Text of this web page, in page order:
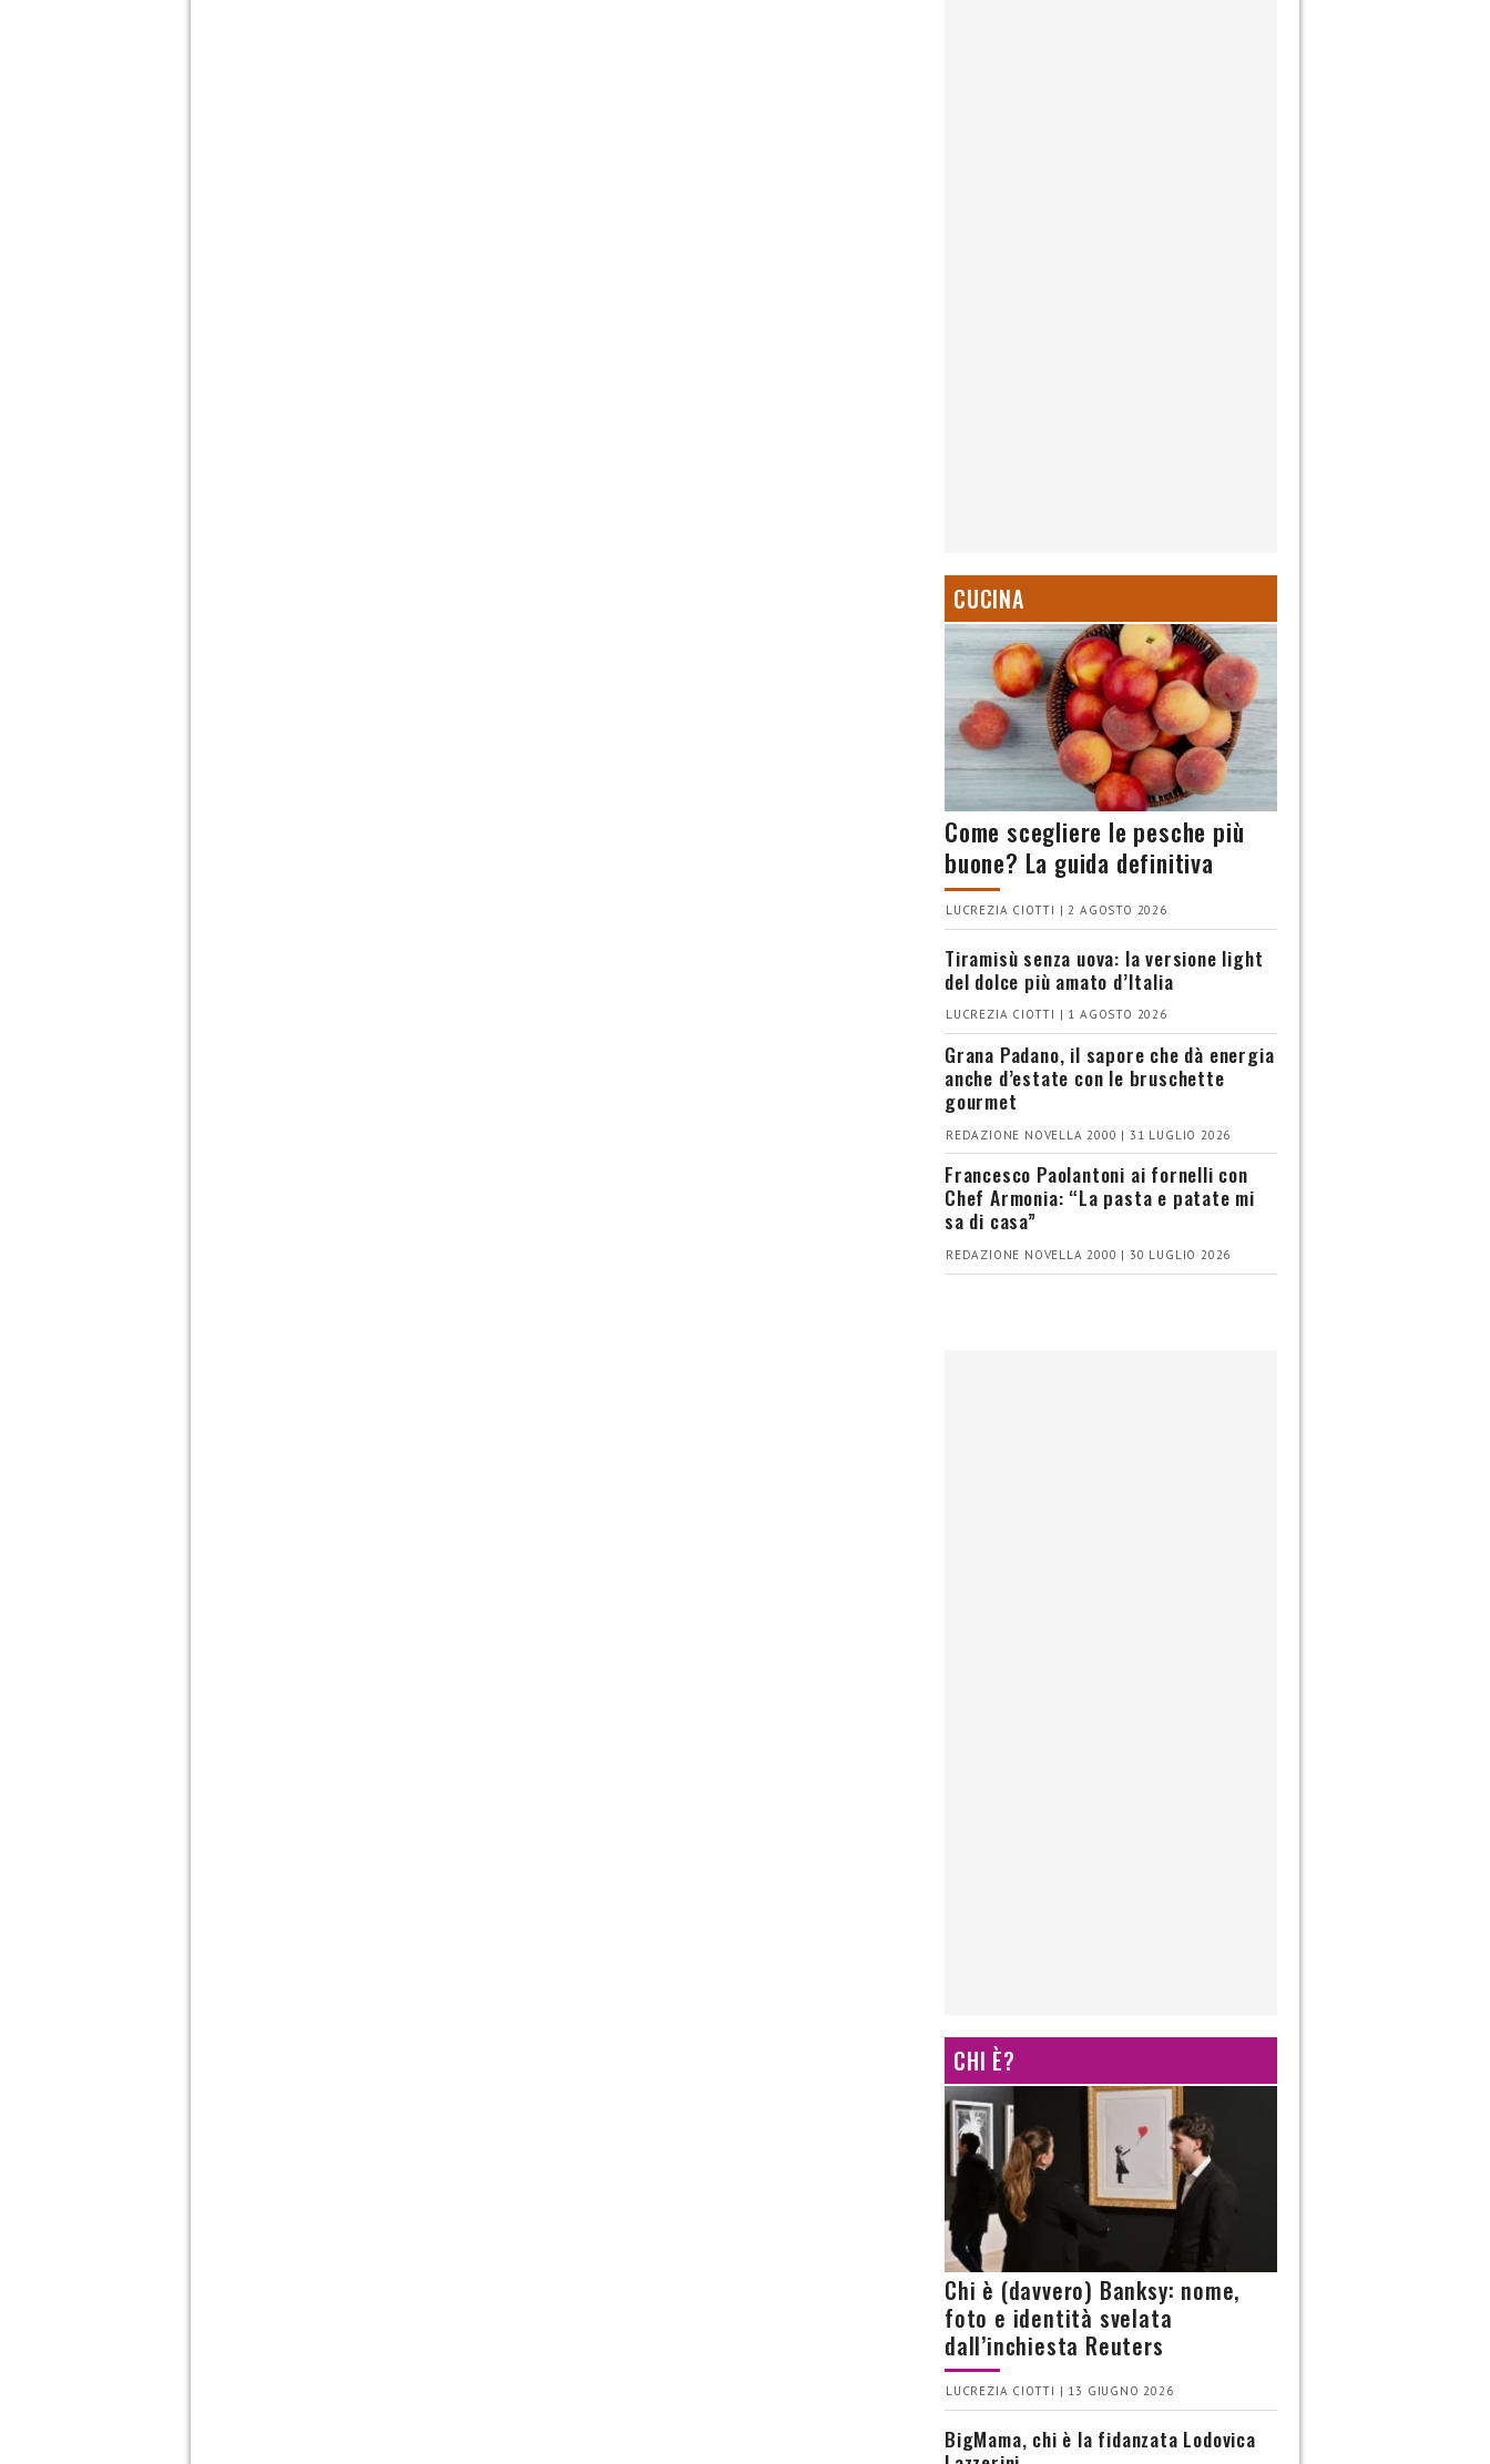
CUCINA
Come scegliere le pesche più
buone? La guida definitiva
LUCREZIA CIOTTI | 2 AGOSTO 2026
Tiramisù senza uova: la versione light
del dolce più amato d’Italia
LUCREZIA CIOTTI | 1 AGOSTO 2026
Grana Padano, il sapore che dà energia
anche d’estate con le bruschette
gourmet
REDAZIONE NOVELLA 2000 | 31 LUGLIO 2026
Francesco Paolantoni ai fornelli con
Chef Armonia: “La pasta e patate mi
sa di casa”
REDAZIONE NOVELLA 2000 | 30 LUGLIO 2026
CHI È?
Chi è (davvero) Banksy: nome,
foto e identità svelata
dall’inchiesta Reuters
LUCREZIA CIOTTI | 13 GIUGNO 2026
BigMama, chi è la fidanzata Lodovica